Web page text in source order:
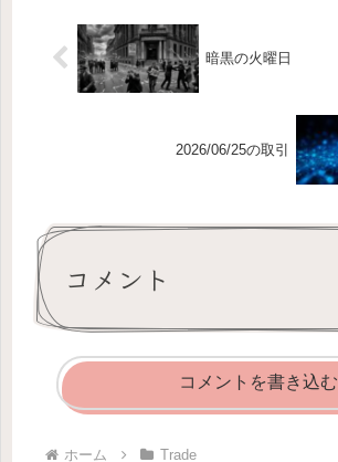
暗黒の火曜日
2026/06/25の取引
コメント
コメントを書き込む
ホーム Trade